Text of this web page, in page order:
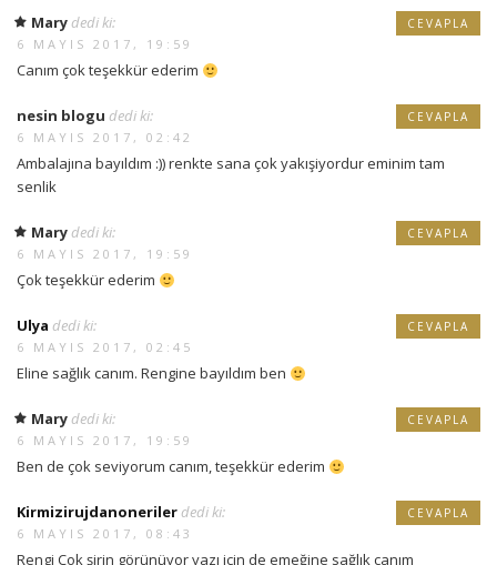
Mary dedi ki:
6 MAYIS 2017, 19:59
Canım çok teşekkür ederim
CEVAPLA
nesin blogu dedi ki:
6 MAYIS 2017, 02:42
Ambalajına bayıldım :)) renkte sana çok yakışiyordur eminim tam
senlik
CEVAPLA
Mary dedi ki:
6 MAYIS 2017, 19:59
Çok teşekkür ederim
CEVAPLA
Ulya dedi ki:
6 MAYIS 2017, 02:45
Eline sağlık canım. Rengine bayıldım ben
CEVAPLA
Mary dedi ki:
6 MAYIS 2017, 19:59
Ben de çok seviyorum canım, teşekkür ederim
CEVAPLA
Kirmizirujdanoneriler dedi ki:
6 MAYIS 2017, 08:43
Rengi Çok şirin görünüyor yazı için de emeğine sağlık canım
CEVAPLA